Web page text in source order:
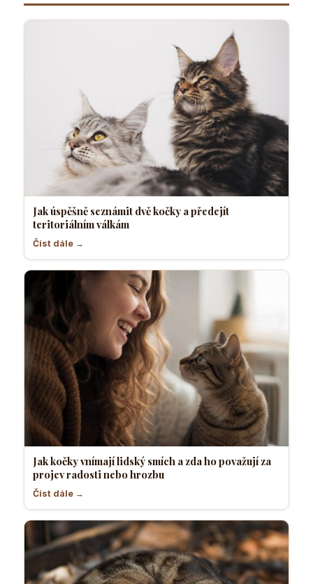
Jak úspěšně seznámit dvě kočky a předejít
teritoriálním válkám
Číst dále →
Jak kočky vnímají lidský smích a zda ho považují za
projev radosti nebo hrozbu
Číst dále →